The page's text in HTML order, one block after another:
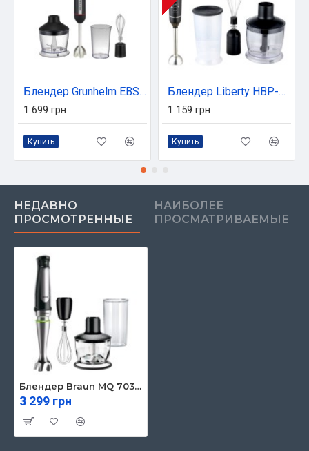
Блендер Grunhelm EBS-1280SB
1 699 грн
Купить
Блендер Liberty HBP-640B
1 159 грн
Купить
НЕДАВНО
ПРОСМОТРЕННЫЕ
НАИБОЛЕЕ
ПРОСМАТРИВАЕМЫЕ
Блендер Braun MQ 7035 X BK
3 299 грн